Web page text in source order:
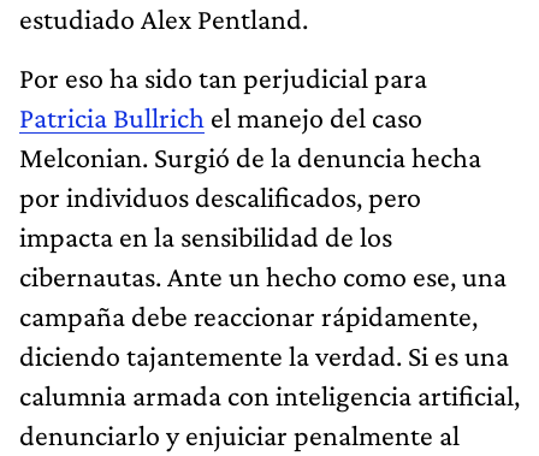
estudiado Alex Pentland.
Por eso ha sido tan perjudicial para
Patricia Bullrich el manejo del caso
Melconian. Surgió de la denuncia hecha
por individuos descalificados, pero
impacta en la sensibilidad de los
cibernautas. Ante un hecho como ese, una
campaña debe reaccionar rápidamente,
diciendo tajantemente la verdad. Si es una
calumnia armada con inteligencia artificial,
denunciarlo y enjuiciar penalmente al